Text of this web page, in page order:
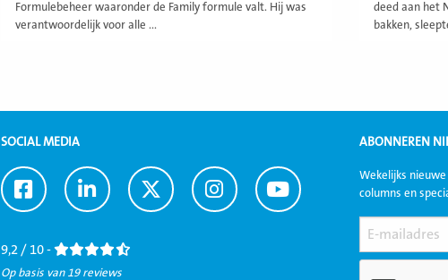
Formulebeheer waaronder de Family formule valt. Hij was
verantwoordelijk voor alle ...
deed aan het
bakken,
SOCIAL MEDIA
Ga
naar
Ga
naar
Ga
naar
Ga
naar
Ga
naar
9,2 / 10 -
Op basis van 19 reviews
ABONNEREN
Wekelijks
columns en